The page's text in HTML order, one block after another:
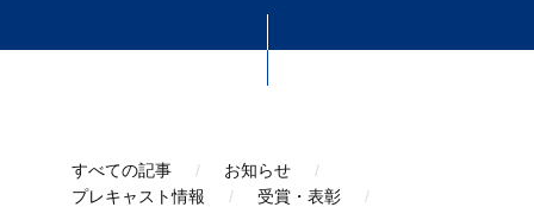
すべての記事
お知らせ
プレキャスト情報
受賞・表彰